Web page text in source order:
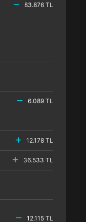
83.876 TL
6.089 TL
12.178 TL
36.533 TL
12.115 TL